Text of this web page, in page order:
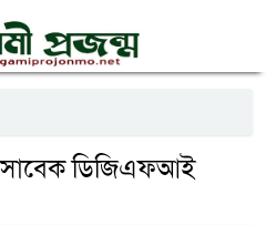
সাবেক ডিজিএফআই